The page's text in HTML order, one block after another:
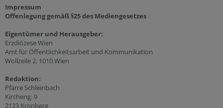
Impressum
Offenlegung gemäß §25 des Mediengesetzes
Eigentümer und Herausgeber:
Erzdiözese Wien
Amt für Öffentlichkeitsarbeit und Kommunikation
Wollzeile 2, 1010 Wien
Redaktion:
Pfarre Schleinbach
Kircheng. 9
2123 Kronberg